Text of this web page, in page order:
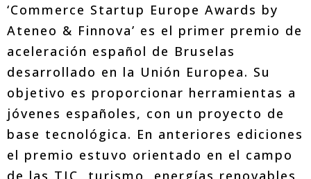
‘Commerce Startup Europe Awards by
Ateneo & Finnova’ es el primer premio de
aceleración español de Bruselas
desarrollado en la Unión Europea. Su
objetivo es proporcionar herramientas a
jóvenes españoles, con un proyecto de
base tecnológica. En anteriores ediciones
el premio estuvo orientado en el campo
de las TIC, turismo, energías renovables,